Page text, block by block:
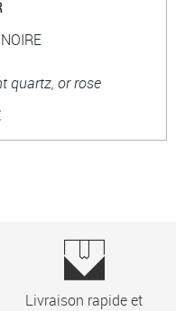
quartz, or rose
Livraison rapide et